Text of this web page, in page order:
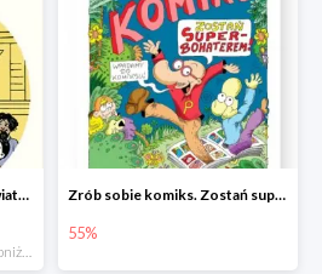
Książka "Lukrecja rusza w świat" -25%
*najniższa cena z 30 dni przed obniżką
Zrób sobie komiks. Zostań superbohaterem
55%